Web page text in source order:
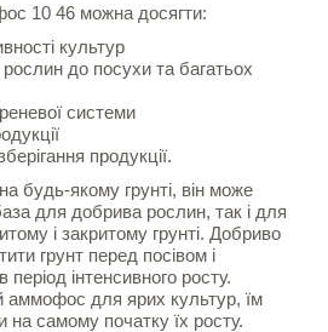
10 46 можна досягти:
культур
рослин до посухи та багатьох
системи
продукції.
будь-якому грунті, він може
для добрива рослин, так і для
і закритому грунті. Добриво
грунт перед посівом і
період інтенсивного росту.
аммофос для ярих культур, їм
на самому початку їх росту.